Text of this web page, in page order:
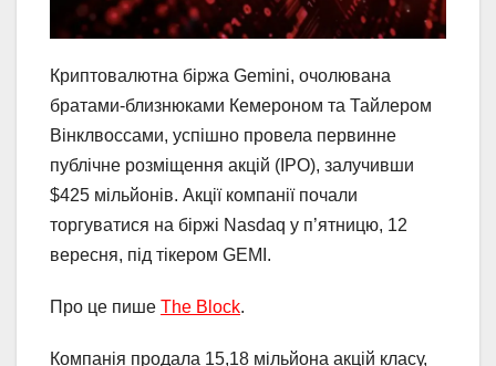
Криптовалютна біржа Gemini, очолювана
братами-близнюками Кемероном та Тайлером
Вінклвоссами, успішно провела первинне
публічне розміщення акцій (IPO), залучивши
$425 мільйонів. Акції компанії почали
торгуватися на біржі Nasdaq у п’ятницю, 12
вересня, під тікером GEMI.
Про це пише The Block.
Компанія продала 15,18 мільйона акцій класу,